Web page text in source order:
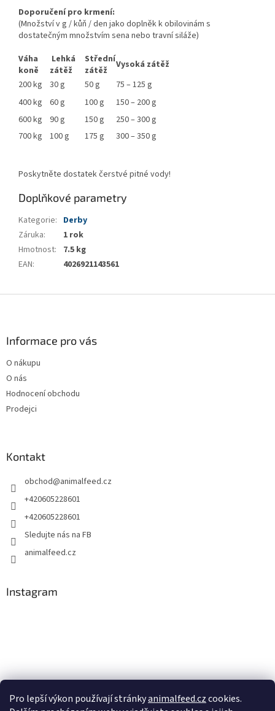
Pro lepší výkon používají stránkyanimalfeed.czcookies.
Doporučení pro krmení:
(Množství v g / kůň / den jako doplněk k obilovinám s
dostatečným množstvím sena nebo travní siláže)
Váha
koně
Lehká
zátěž
Střední
zátěž
Vysoká zátěž
200 kg
30 g 50 g
75 – 125 g
400 kg
60 g 100 g
150 – 200 g
600 kg
90 g 150 g
250 – 300 g
700 kg
100 g 175 g 300 – 350 g
Poskytněte dostatek čerstvé pitné vody!
Doplňkové parametry
Kategorie: Derby
Záruka:
1 rok
Hmotnost:
7.5 kg
EAN: 4026921143561
Informace pro vás
O nákupu
O nás
Hodnocení obchodu
Prodejci
Kontakt
obchod@animalfeed.cz
+420605228601
+420605228601
Sledujte nás na FB
animalfeed.cz
Instagram